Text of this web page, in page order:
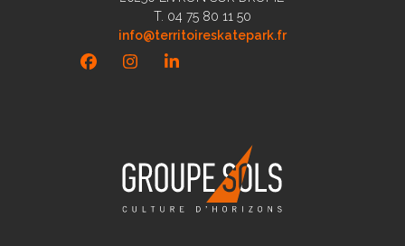
T. 04 75 80 11 50
info@territoireskatepark.fr
FacebookInstagramLinkedIn